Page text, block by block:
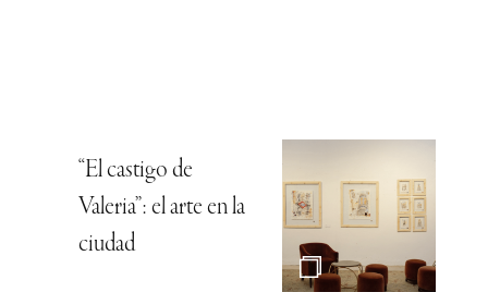
“El castigo de
Valeria”: el arte en la
ciudad